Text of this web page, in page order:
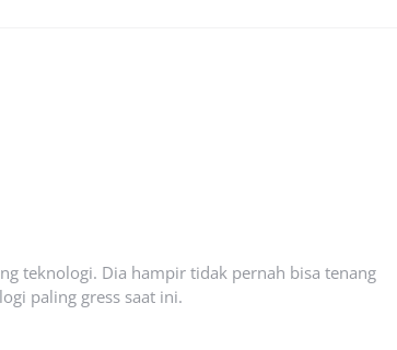
teknologi. Dia hampir tidak pernah bisa tenang
paling gress saat ini.